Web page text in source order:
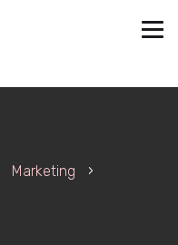
Marketing